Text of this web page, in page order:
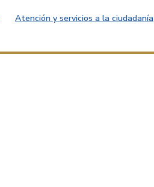
Atención y servicios a la ciudadanía